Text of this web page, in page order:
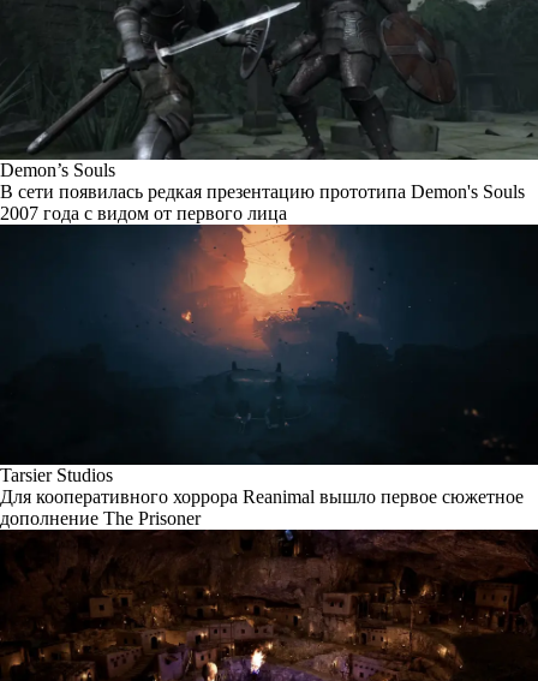
Demon’s Souls
В сети появилась редкая презентацию прототипа Demon's Souls
2007 года с видом от первого лица
Tarsier Studios
Для кооперативного хоррора Reanimal вышло первое сюжетное
дополнение The Prisoner